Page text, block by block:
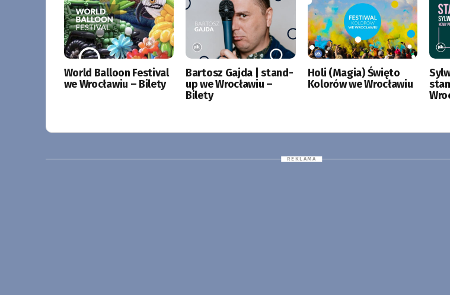
World Balloon Festival
we Wrocławiu – Bilety
Bartosz Gajda | stand-
up we Wrocławiu –
Bilety
Holi (Magia) Święto
Kolorów we Wrocławiu